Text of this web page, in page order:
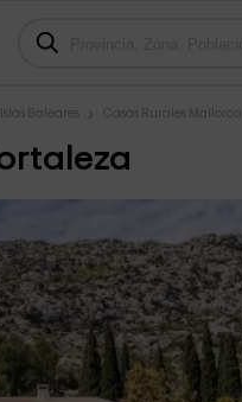
Baleares Casas Rurales Mallorca